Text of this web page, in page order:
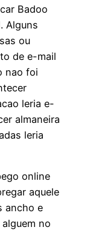
Badoo
Alguns
ou
de e-mail
nao foi
leria e-
almaneira
leria
online
aquele
ancho e
no